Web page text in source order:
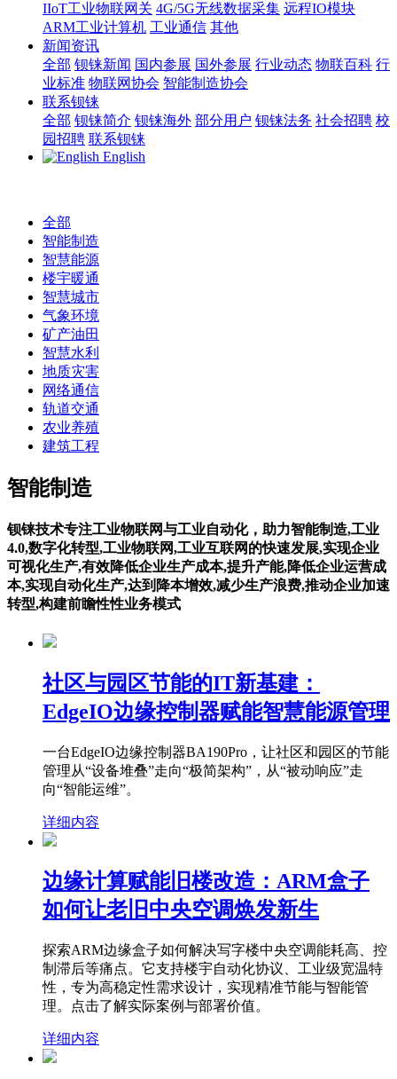
IIoT工业物联网关 4G/5G无线数据采集 远程IO模块
ARM工业计算机 工业通信 其他
新闻资讯
全部 钡铼新闻 国内参展 国外参展 行业动态 物联百科 行
业标准 物联网协会 智能制造协会
联系钡铼
全部 钡铼简介 钡铼海外 部分用户 钡铼法务 社会招聘 校
园招聘 联系钡铼
English
全部
智能制造
智慧能源
楼宇暖通
智慧城市
气象环境
矿产油田
智慧水利
地质灾害
网络通信
轨道交通
农业养殖
建筑工程
智能制造
钡铼技术专注工业物联网与工业自动化，助力智能制造,工业
4.0,数字化转型,工业物联网,工业互联网的快速发展,实现企业
可视化生产,有效降低企业生产成本,提升产能,降低企业运营成
本,实现自动化生产,达到降本增效,减少生产浪费,推动企业加速
转型,构建前瞻性性业务模式
社区与园区节能的IT新基建：
EdgeIO边缘控制器赋能智慧能源管理
一台EdgeIO边缘控制器BA190Pro，让社区和园区的节能
管理从“设备堆叠”走向“极简架构”，从“被动响应”走
向“智能运维”。
详细内容
边缘计算赋能旧楼改造：ARM盒子
如何让老旧中央空调焕发新生
探索ARM边缘盒子如何解决写字楼中央空调能耗高、控
制滞后等痛点。它支持楼宇自动化协议、工业级宽温特
性，专为高稳定性需求设计，实现精准节能与智能管
理。点击了解实际案例与部署价值。
详细内容